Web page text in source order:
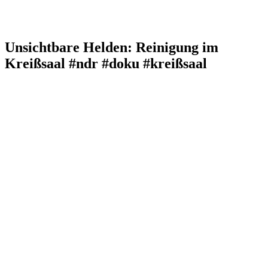
Unsichtbare Helden: Reinigung im
Kreißsaal #ndr #doku #kreißsaal